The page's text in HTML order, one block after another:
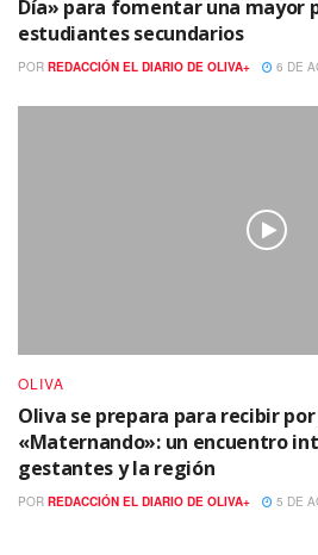
Día» para fomentar una mayor
estudiantes secundarios
POR REDACCIÓN EL DIARIO DE OLIVA+ 6 DE
OLIVA
Oliva se prepara para recibir
«Maternando»: un encuentro
gestantes y la región
POR REDACCIÓN EL DIARIO DE OLIVA+ 5 DE